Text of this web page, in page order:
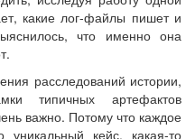
какие лог-файлы пишет и
что именно она
расследований истории,
типичных артефактов
важно. Потому что каждое
кейс, какая-то